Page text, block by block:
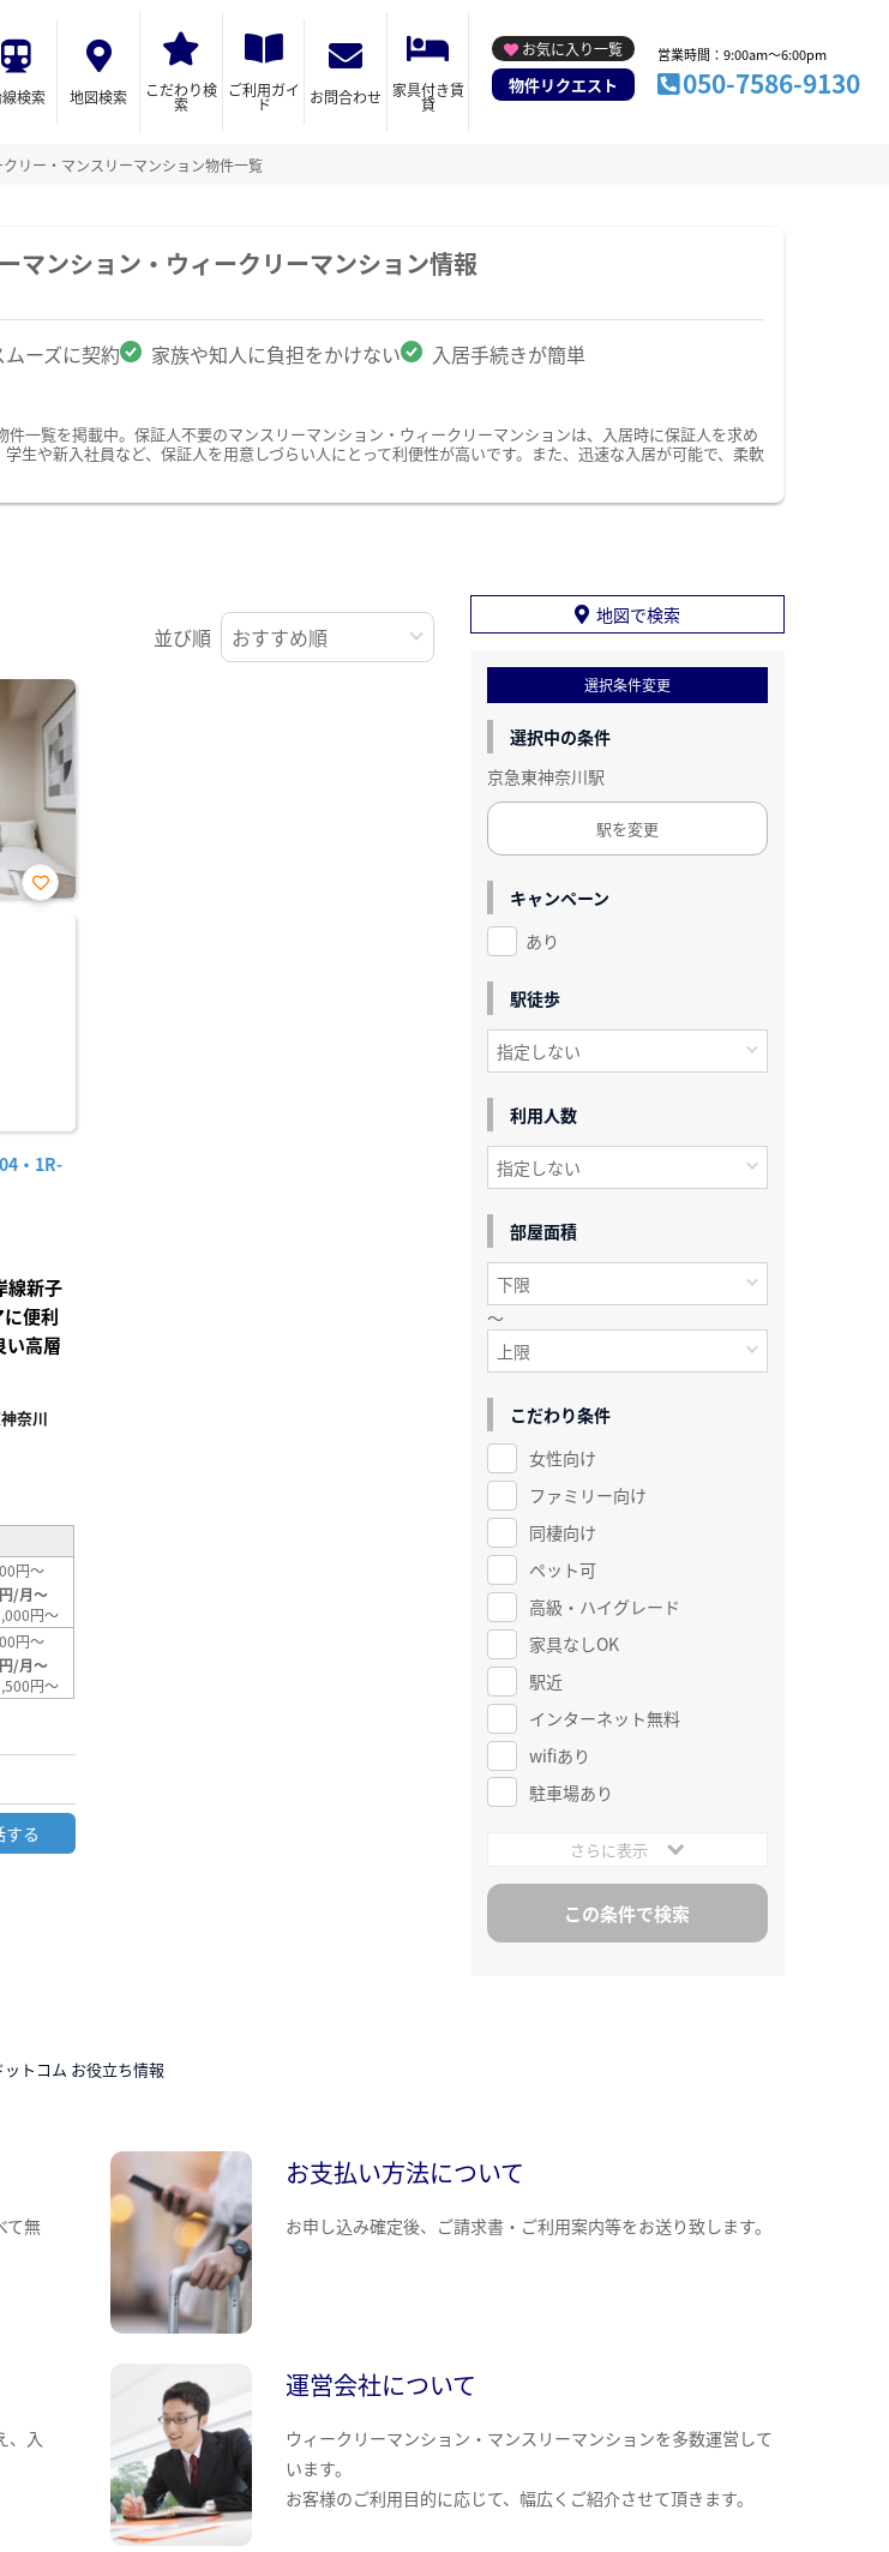
検索 地図検索 こだわり検
索
ご利用ガイ
ド お問合わせ 家具付き賃
貸
お気に入り一覧
物件リクエスト
営業時間：9:00am～6:00pm
050-7586-9130
リー・マンスリーマンション物件一覧
マンション・ウィークリーマンション情報
ーズに契約 家族や知人に負担をかけない 入居手続きが簡単
一覧を掲載中。保証人不要のマンスリーマンション・ウィークリーマンションは、入居時に保証人を求め
生や新入社員など、保証人を用意しづらい人にとって利便性が高いです。また、迅速な入居が可能で、柔軟
並び順
・1R-
お気
線新子
便利
い高層
奈川
円～
円/月～
円～
円～
円/月～
円～
する
地図で検索
選択条件変更
選択中の条件
京急東神奈川駅
駅を変更
キャンペーン
あり
駅徒歩
利用人数
部屋面積
～
こだわり条件
女性向け
ファミリー向け
同棲向け
ペット可
高級・ハイグレード
家具なしOK
駅近
インターネット無料
wifiあり
駐車場あり
さらに表示
トコム お役立ち情報
て無
お支払い方法について
お申し込み確定後、ご請求書・ご利用案内等をお送り致します。
、入
運営会社について
ウィークリーマンション・マンスリーマンションを多数運営して
います。
お客様のご利用目的に応じて、幅広くご紹介させて頂きます。